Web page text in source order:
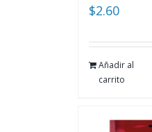
$2.60
Añadir al
carrito